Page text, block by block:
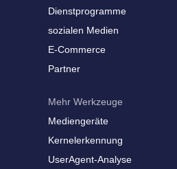
Dienstprogramme
sozialen Medien
E-Commerce
Partner
Mehr Werkzeuge
Mediengeräte
Kernelerkennung
UserAgent-Analyse